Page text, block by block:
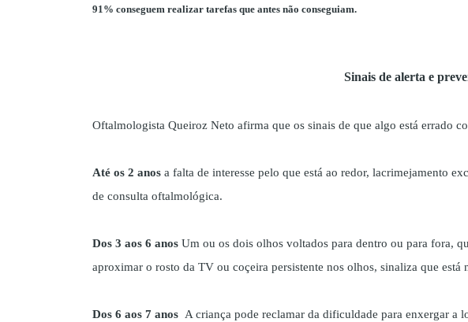
91% conseguem realizar tarefas que antes não conseguiam.
Sinais de alerta e
Oftalmologista Queiroz Neto afirma que os sinais de que algo está errado
Até os 2 anos a falta de interesse pelo que está ao redor, lacrimejamento
de consulta oftalmológica.
Dos 3 aos 6 anos Um ou os dois olhos voltados para dentro ou para fora,
aproximar o rosto da TV ou coçeira persistente nos olhos, sinaliza que está
Dos 6 aos 7 anos A criança pode reclamar da dificuldade para enxergar